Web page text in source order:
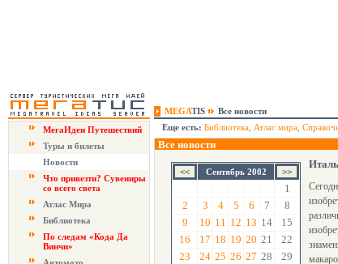
MEGATIS
Все новости
МегаИдеи Путешествий
Туры и билеты
Новости
Что привезти? Сувениры
со всего света
Атлас Мира
Библиотека
По следам «Кода Да
Винчи»
Еще есть: Библиотека Атлас мира
Все новости
Сентябрь 2002
1
2
3 4 5 6 7
8
9
10 11 12 13 14
15
16
17 18 19 20 21
22
23
24 25 26 27 28
29